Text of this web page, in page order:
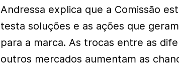
Andressa explica que a Comissão
testa soluções e as ações que
para a marca. As trocas entre as
outros mercados aumentam as